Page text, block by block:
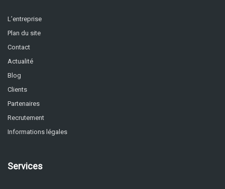
L’entreprise
Plan du site
Contact
Actualité
Blog
Clients
Partenaires
Recrutement
Informations légales
Services